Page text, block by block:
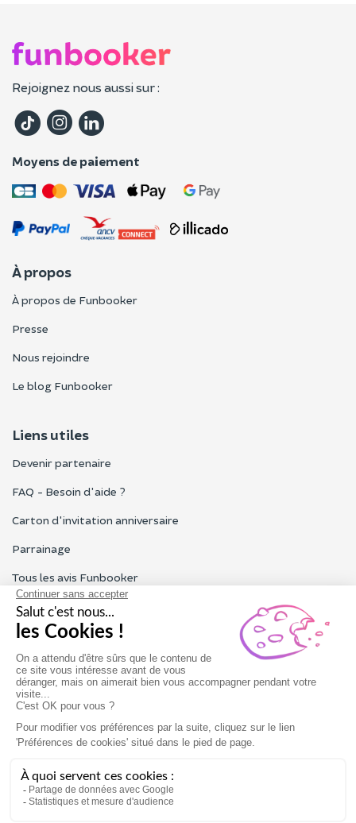
Rejoignez nous aussi sur :
Moyens de paiement
À propos
À propos de Funbooker
Presse
Nous rejoindre
Le blog Funbooker
Liens utiles
Devenir partenaire
FAQ - Besoin d'aide ?
Carton d'invitation anniversaire
Parrainage
Tous les avis Funbooker
Particuliers, entreprises, professionnels
Notre service client est ouvert du lundi au vendredi de 9h à 18h
Nous contacter
Conditions générales
Mentions légales